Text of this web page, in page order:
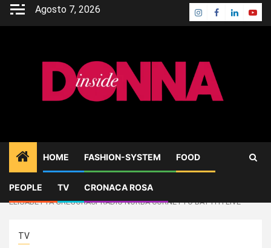
Skip
Agosto 7, 2026 Instagram
Facebook
Linkedin
HOME FASHION-SYSTEM FOOD
PEOPLE TV CRONACA ROSA
Home
TV
ELISABETTA GREGORACI“RADIO NORBA CORNETTO BATTITI LIVE”
TV